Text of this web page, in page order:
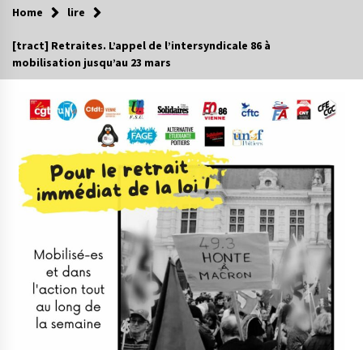
Home lire
[tract] Retraites. L’appel de l’intersyndicale 86 à
mobilisation jusqu’au 23 mars